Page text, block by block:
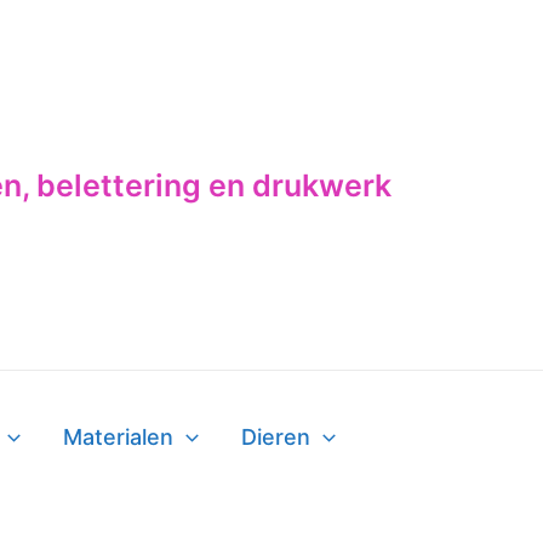
belettering en drukwerk
Materialen Dieren